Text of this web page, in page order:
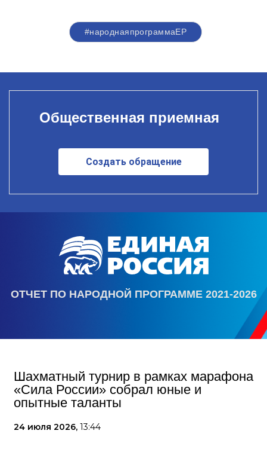
#народнаяпрограммаЕР
Общественная приемная
Создать обращение
ОТЧЕТ ПО НАРОДНОЙ ПРОГРАММЕ 2021-2026
Шахматный турнир в рамках марафона
«Сила России» собрал юные и
опытные таланты
24 июля 2026, 13:44